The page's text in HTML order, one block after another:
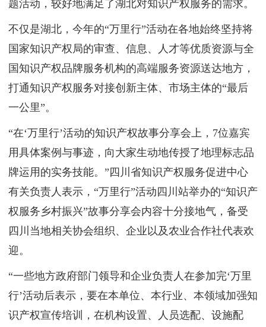
题活动，较好地满足了湖北对知识产权服务的需求。
不仅是湖北，今年的“万里行”活动在各地始终坚持将
国家知识产权局的审查、信息、人才等优质资源与全
国知识产权品牌服务机构的高端服务资源送达地方，
打通知识产权服务对接创新主体、市场主体的“最后
一公里”。
“在‘万里行’活动的知识产权故事分享会上，7位嘉宾
用具体案例与事迹，向大家生动地传授了地理标志品
牌运用的实务技能。”四川省知识产权服务促进中心
有关负责人表示，“万里行”活动四川站举办的“知识产
权服务乡村振兴”故事分享会内容十分接地气，备受
四川当地相关协会组织、企业以及农业合作社代表欢
迎。
“一些地方政府部门领导和企业负责人在参加完‘万里
行’活动后表示，要在本单位、本行业、本领域加强知
识产权宣传培训，在机构设置、人员选配、设施配